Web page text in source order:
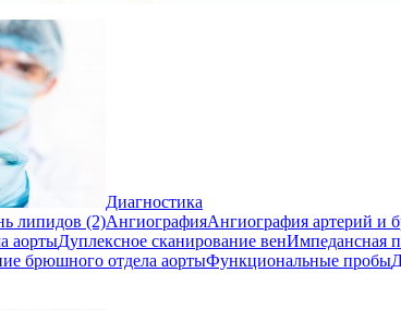
Диагностика
липидов (2)АнгиографияАнгиография артерий и
аортыДуплексное сканирование венИмпедансная
брюшного отдела аортыФункциональные пробы